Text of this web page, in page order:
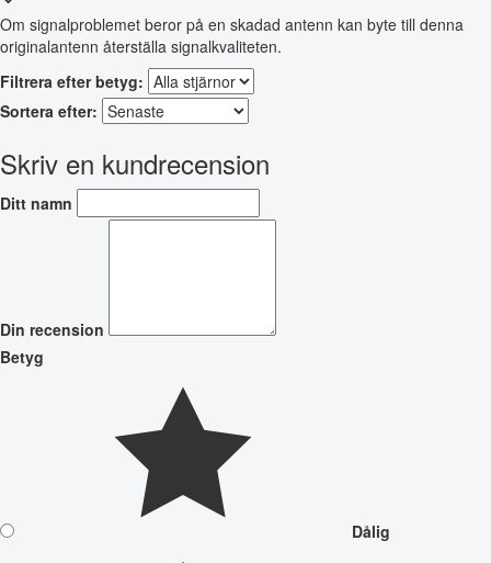
Om signalproblemet beror på en skadad antenn kan byte till denna
originalantenn återställa signalkvaliteten.
Filtrera efter betyg:
Sortera efter:
Skriv en kundrecension
Ditt namn
Din recension
Betyg
Dålig